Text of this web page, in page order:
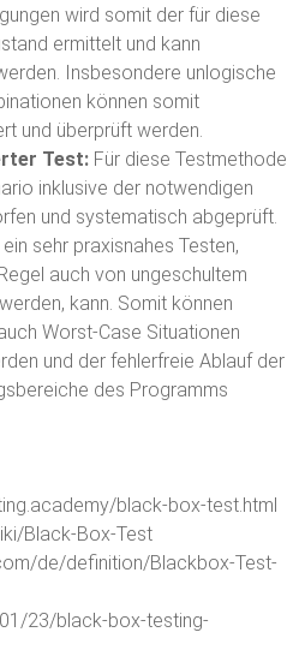
wird somit der für diese
ermittelt und kann
Insbesondere unlogische
können somit
und überprüft werden.
Test: Für diese Testmethode
inklusive der notwendigen
und systematisch abgeprüft.
sehr praxisnahes Testen,
auch von ungeschultem
kann. Somit können
Worst-Case Situationen
und der fehlerfreie Ablauf der
des Programms
black-box-test.html
Black-Box-Test
de/definition/Blackbox-Test-
23/black-box-testing-